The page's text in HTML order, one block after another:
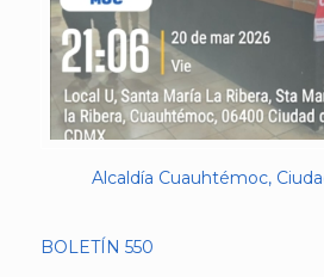
Alcaldía Cuauhtémoc,
BOLETÍN 550